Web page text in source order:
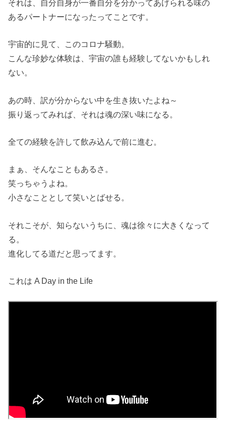
それは、自分自身が一番自分を分かってあげられる味の
あるパートナーになったってことです。
宇宙的に見て、このコロナ騒動。
こんな珍妙な体験は、宇宙の誰も経験してないかもしれ
ない。
あの時、訳が分からない中を生き抜いたよね～
振り返ってみれば、それは魂の深い味になる。
全ての経験を許して飲み込んで前に進む。
まぁ、そんなこともあるさ。
笑っちゃうよね。
小さなこととして笑いとばせる。
それこそが、知らないうちに、魂は徐々に大きくなって
る。
進化してる道だと思ってます。
これは A Day in the Life